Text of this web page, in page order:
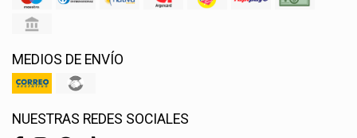
MEDIOS DE ENVÍO
NUESTRAS REDES SOCIALES